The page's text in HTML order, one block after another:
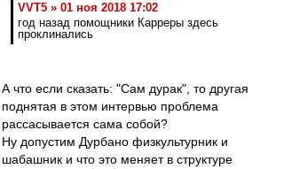
VVT5 » 01 ноя 2018 17:02
год назад помощники Карреры здесь
проклинались
А что если сказать: "Сам дурак", то другая
поднятая в этом интервью проблема
рассасывается сама собой?
Ну допустим Дурбано физкультурник и
шабашник и что это меняет в структуре